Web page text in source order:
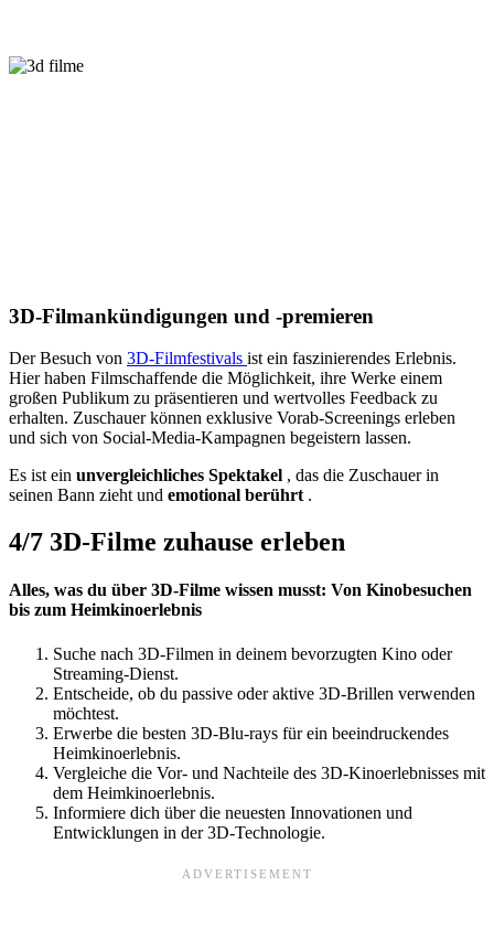
3D-Filmankündigungen und -premieren
Der Besuch von 3D-Filmfestivals ist ein faszinierendes Erlebnis.
Hier haben Filmschaffende die Möglichkeit, ihre Werke einem
großen Publikum zu präsentieren und wertvolles Feedback zu
erhalten. Zuschauer können exklusive Vorab-Screenings erleben
und sich von Social-Media-Kampagnen begeistern lassen.
Es ist ein unvergleichliches Spektakel , das die Zuschauer in
seinen Bann zieht und emotional berührt .
4/7 3D-Filme zuhause erleben
Alles, was du über 3D-Filme wissen musst: Von Kinobesuchen
bis zum Heimkinoerlebnis
Suche nach 3D-Filmen in deinem bevorzugten Kino oder
Streaming-Dienst.
Entscheide, ob du passive oder aktive 3D-Brillen verwenden
möchtest.
Erwerbe die besten 3D-Blu-rays für ein beeindruckendes
Heimkinoerlebnis.
Vergleiche die Vor- und Nachteile des 3D-Kinoerlebnisses mit
dem Heimkinoerlebnis.
Informiere dich über die neuesten Innovationen und
Entwicklungen in der 3D-Technologie.